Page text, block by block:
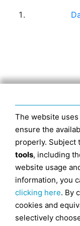
The website uses
ensure the
properly. Subject
tools, including
website usage
information, you
clicking here. By
cookies and
selectively